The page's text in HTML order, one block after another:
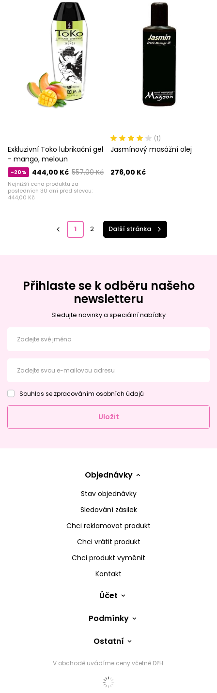
Exkluzivní Toko lubrikační gel
- mango, meloun
-20% 557,00 Kč
444,00 Kč
Nejnižší cena produktu za
posledních 30 dní před slevou:
444,00 Kč
(1)
Jasmínový masážní olej
276,00 Kč
1 2 Další stránka
Přihlaste se k odběru našeho
newsletteru
Sledujte novinky a speciální nabídky
Zadejte své jméno
Zadejte svou e-mailovou adresu
Souhlas se zpracováním osobních údajů
Uložit
Objednávky
Stav objednávky
Sledování zásilek
Chci reklamovat produkt
Chci vrátit produkt
Chci produkt vyměnit
Kontakt
Účet
Podmínky
Ostatní
V obchodě uvádíme ceny včetně DPH.